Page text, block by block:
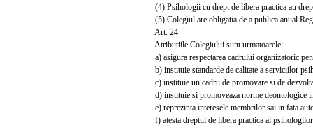
(4) Psihologii cu drept de libera practica au
(5) Colegiul are obligatia de a publica anual
Art. 24
Atributiile Colegiului sunt urmatoarele:
a) asigura respectarea cadrului organizatoric
b) instituie standarde de calitate a serviciilor
c) instituie un cadru de promovare si de
d) instituie si promoveaza norme deontologice
e) reprezinta interesele membrilor sai in fata
f) atesta dreptul de libera practica al